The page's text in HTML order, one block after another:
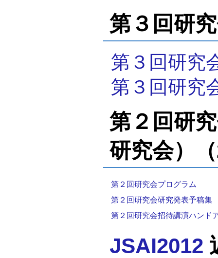
第３回研
第３回研究
第３回研究
第２回研
研究会）
第２回研究会プログラム
第２回研究会研究発表予稿集
第２回研究会招待講演ハンド
JSAI2012